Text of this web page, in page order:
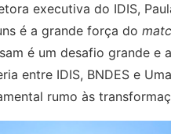
executiva do IDIS,
é a grande força do
é um desafio grande e
entre IDIS, BNDES e
rumo às